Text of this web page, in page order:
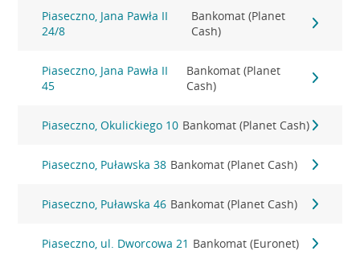
Piaseczno, Jana Pawła II
24/8
Bankomat (Planet
Cash)
Piaseczno, Jana Pawła II
45
Bankomat (Planet
Cash)
Piaseczno, Okulickiego 10 Bankomat (Planet Cash)
Piaseczno, Puławska 38 Bankomat (Planet Cash)
Piaseczno, Puławska 46 Bankomat (Planet Cash)
Piaseczno, ul. Dworcowa 21 Bankomat (Euronet)